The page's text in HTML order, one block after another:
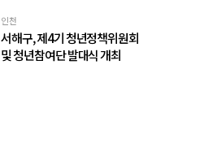
인천
서해구, 제4기 청년정책위원회
및 청년참여단 발대식 개최